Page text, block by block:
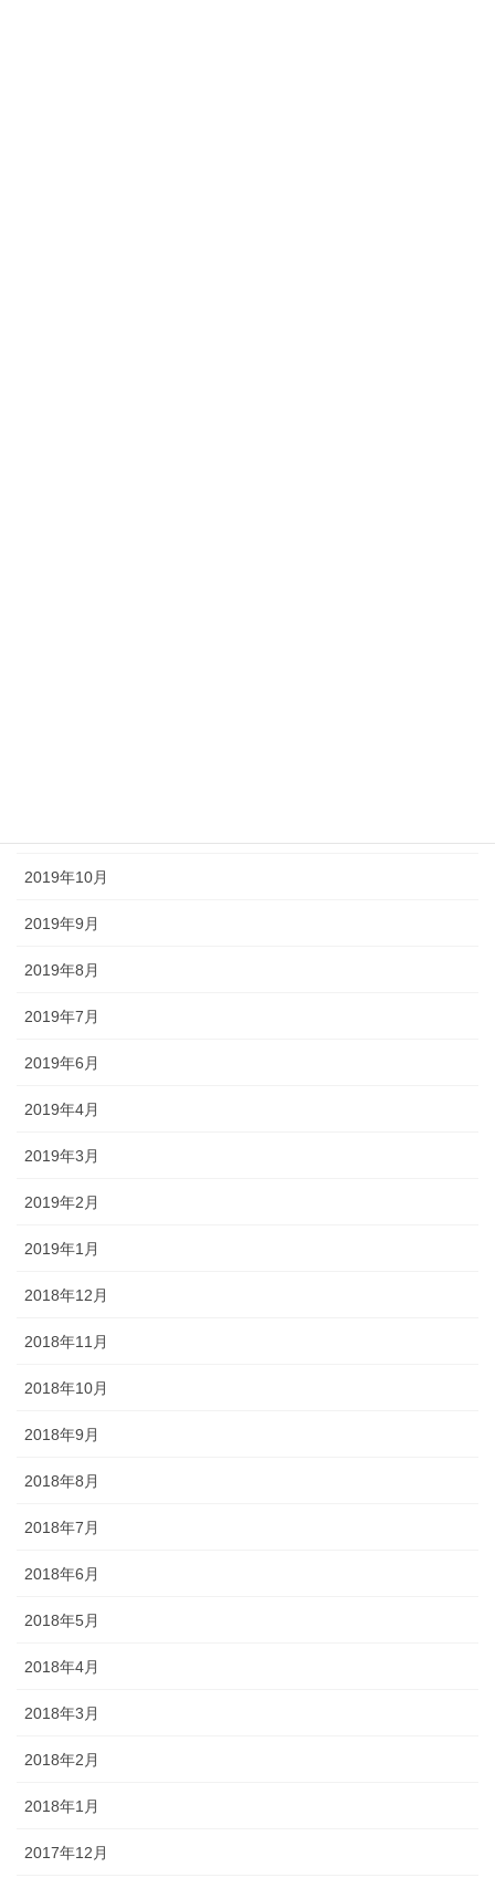
2019年10月
2019年9月
2019年8月
2019年7月
2019年6月
2019年4月
2019年3月
2019年2月
2019年1月
2018年12月
2018年11月
2018年10月
2018年9月
2018年8月
2018年7月
2018年6月
2018年5月
2018年4月
2018年3月
2018年2月
2018年1月
2017年12月